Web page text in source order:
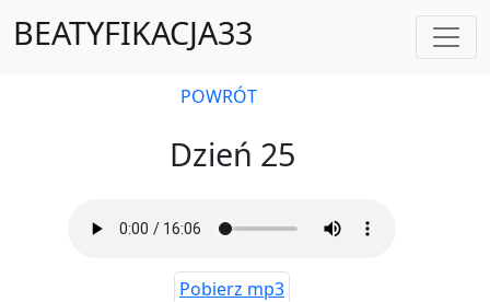
BEATYFIKACJA33
POWRÓT
Dzień 25
Pobierz mp3